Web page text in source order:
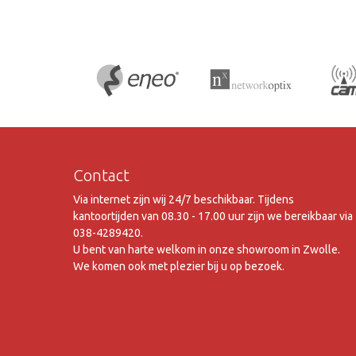
Contact
Via internet zijn wij 24/7 beschikbaar. Tijdens
kantoortijden van 08.30 - 17.00 uur zijn we bereikbaar via
038-4289420.
U bent van harte welkom in onze showroom in Zwolle.
We komen ook met plezier bij u op bezoek.